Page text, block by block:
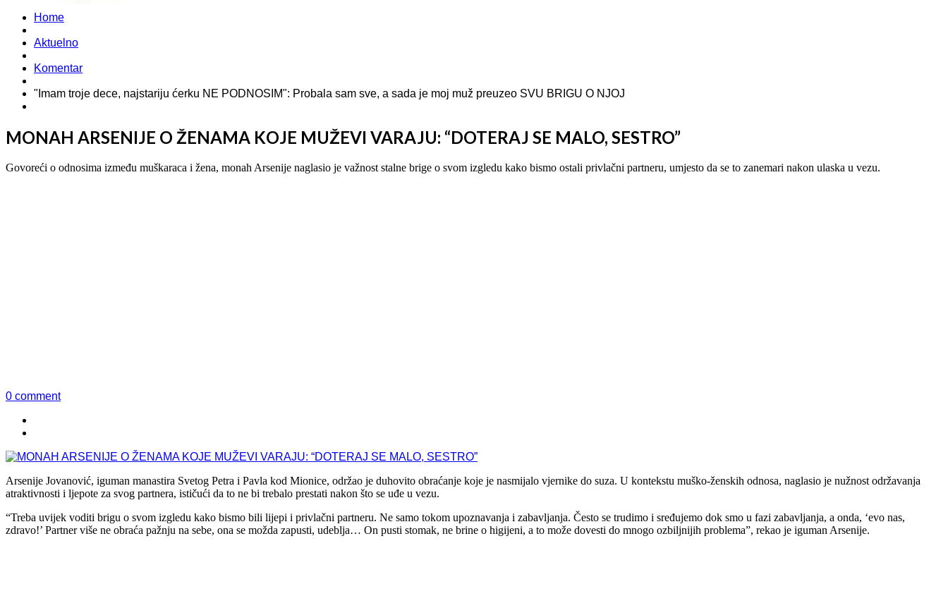
Home
Aktuelno
Komentar
"Imam troje dece, najstariju ćerku NE PODNOSIM": Probala sam sve, a sada je moj muž preuzeo SVU BRIGU O NJOJ
MONAH ARSENIJE O ŽENAMA KOJE MUŽEVI VARAJU: “DOTERAJ SE MALO, SESTRO”
Govoreći o odnosima između muškaraca i žena, monah Arsenije naglasio je važnost stalne brige o svom izgledu kako bismo ostali privlačni partneru, umjesto da se to zanemari nakon ulaska u vezu.
0 comment
Arsenije Jovanović, iguman manastira Svetog Petra i Pavla kod Mionice, održao je duhovito obraćanje koje je nasmijalo vjernike do suza. U kontekstu muško-ženskih odnosa, naglasio je nužnost održavanja
atraktivnosti i ljepote za svog partnera, ističući da to ne bi trebalo prestati nakon što se uđe u vezu.
“Treba uvijek voditi brigu o svom izgledu kako bismo bili lijepi i privlačni partneru. Ne samo tokom upoznavanja i zabavljanja. Često se trudimo i sređujemo dok smo u fazi zabavljanja, a onda, ‘evo nas,
zdravo!’ Partner više ne obraća pažnju na sebe, ona se možda zapusti, udeblja… On pusti stomak, ne brine o higijeni, a to može dovesti do mnogo ozbiljnijih problema”, rekao je iguman Arsenije.